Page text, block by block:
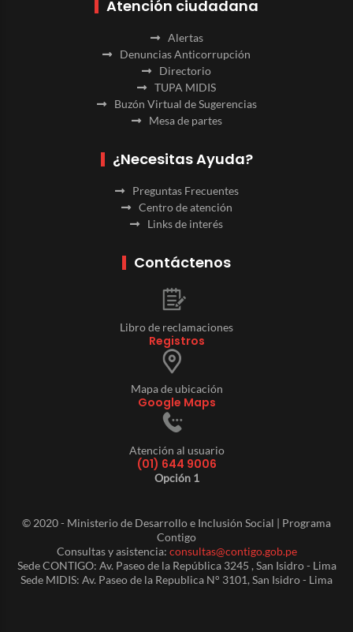
Atención ciudadana
Alertas
Denuncias Anticorrupción
Directorio
TUPA MIDIS
Buzón Virtual de Sugerencias
Mesa de partes
¿Necesitas Ayuda?
Preguntas Frecuentes
Centro de atención
Links de interés
Contáctenos
Libro de reclamaciones
Registros
Mapa de ubicación
Google Maps
Atención al usuario
(01) 644 9006
Opción 1
© 2020 - Ministerio de Desarrollo e Inclusión Social | Programa
Contigo
Consultas y asistencia: consultas@contigo.gob.pe
Sede CONTIGO: Av. Paseo de la República 3245 , San Isidro - Lima
Sede MIDIS: Av. Paseo de la Republica N° 3101, San Isidro - Lima